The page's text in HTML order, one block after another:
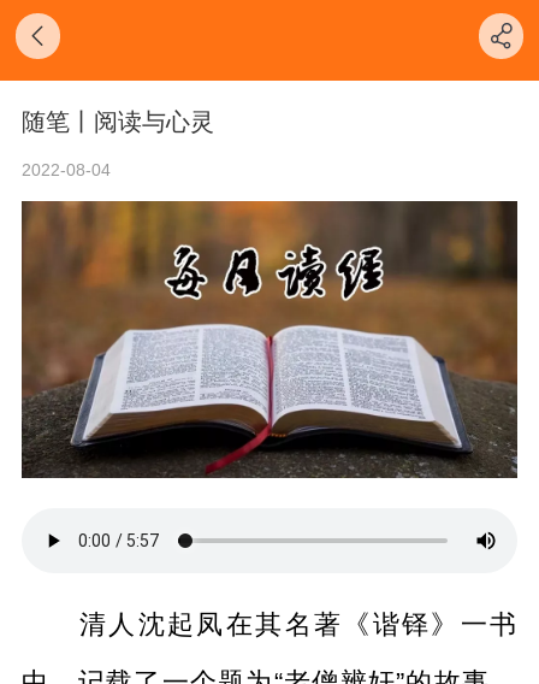
随笔丨阅读与心灵
2022-08-04
清人沈起凤在其名著《谐铎》一书